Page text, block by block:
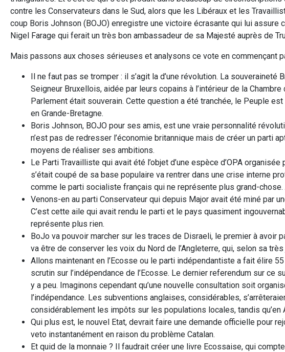
contre les Conservateurs dans le Sud, alors que les Libéraux et les
coup Boris Johnson (BOJO) enregistre une victoire écrasante qui lui
Nigel Farage qui ferait un très bon ambassadeur de sa Majesté auprès de
Mais passons aux choses sérieuses et analysons ce vote en commençant
Il ne faut pas se tromper : il s’agit la d’une révolution. La
Seigneur Bruxellois, aidée par leurs copains à l’intérieur de la
Parlement était souverain. Cette question a été tranchée, le Peuple
en Grande-Bretagne.
Boris Johnson, BOJO pour ses amis, est une vraie personnalité
n’est pas de redresser l’économie britannique mais de créer un parti
moyens de réaliser ses ambitions.
Le Parti Travailliste qui avait été l’objet d’une espèce d’OPA
s’était coupé de sa base populaire va rentrer dans une crise interne
comme le parti socialiste français qui ne représente plus grand-chose.
Venons-en au parti Conservateur qui depuis Major avait été miné par
C’est cette aile qui avait rendu le parti et le pays quasiment
représente plus rien.
BoJo va pouvoir marcher sur les traces de Disraeli, le premier à avoir
va être de conserver les voix du Nord de l’Angleterre, qui, selon sa
Allons maintenant en l’Ecosse ou le parti indépendantiste a fait élire
scrutin sur l’indépendance de l’Ecosse. Le dernier referendum sur ce
y a peu. Imaginons cependant qu’une nouvelle consultation soit
l’indépendance. Les subventions anglaises, considérables,
considérablement les impôts sur les populations locales, tandis
Qui plus est, le nouvel Etat, devrait faire une demande officielle pour
veto instantanément en raison du problème Catalan.
Et quid de la monnaie ? Il faudrait créer une livre Ecossaise, qui